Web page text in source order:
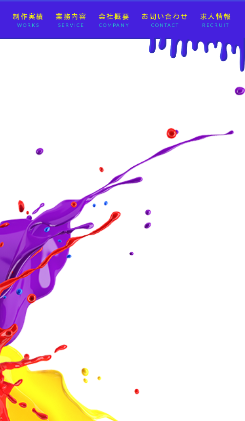
制作実績
WORKS
業務内容
SERVICE
会社概要
COMPANY
お問い合わせ
CONTACT
求人情報
RECRUIT